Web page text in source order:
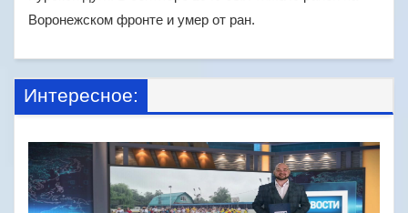
Воронежском фронте и умер от ран.
Интересное: